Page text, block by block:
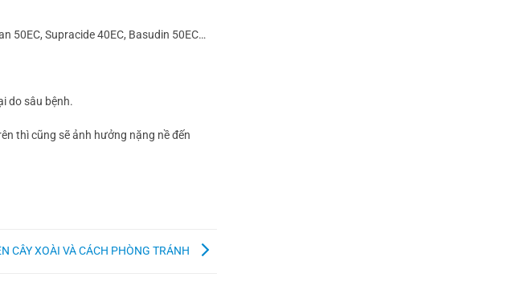
50EC, Supracide 40EC, Basudin 50EC…
do sâu bệnh.
thì cũng sẽ ảnh hưởng nặng nề đến
CÂY XOÀI VÀ CÁCH PHÒNG TRÁNH